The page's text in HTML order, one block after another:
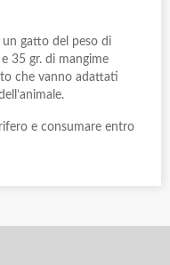
un gatto del peso di
35 gr. di mangime
che vanno adattati
e consumare entro